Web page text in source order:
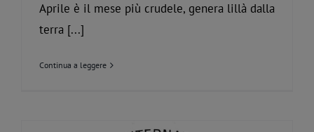
Aprile è il mese più crudele, genera lillà dalla
terra [...]
Continua a leggere